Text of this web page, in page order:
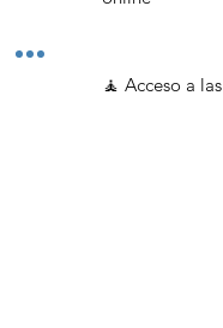
🧘 Acceso a las